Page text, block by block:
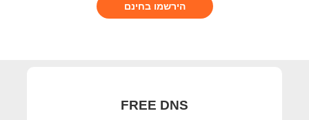
הירשמו בחינם
FREE DNS